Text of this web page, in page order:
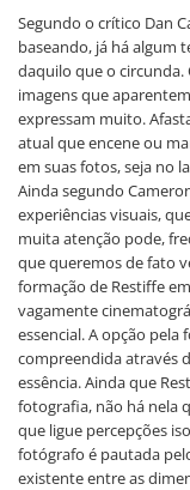
Segundo o crítico Dan
baseando, já há algum
daquilo que o circunda.
imagens que
expressam muito.
atual que encene ou
em suas fotos, seja no
Ainda segundo
experiências visuais,
muita atenção pode,
que queremos de fato
formação de Restiffe
vagamente
essencial. A opção
compreendida através
essência. Ainda que
fotografia, não há nela
que ligue percepções
fotógrafo é pautada
existente entre as